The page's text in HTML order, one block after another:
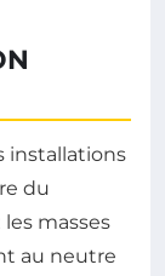
installations
du
masses
au neutre